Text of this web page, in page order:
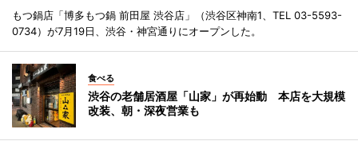
もつ鍋店「博多もつ鍋 前田屋 渋谷店」（渋谷区神南1、TEL 03-5593-
0734）が7月19日、渋谷・神宮通りにオープンした。
食べる
渋谷の老舗居酒屋「山家」が再始動 本店を大規模
改装、朝・深夜営業も